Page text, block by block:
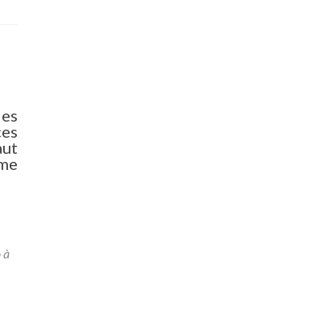
à